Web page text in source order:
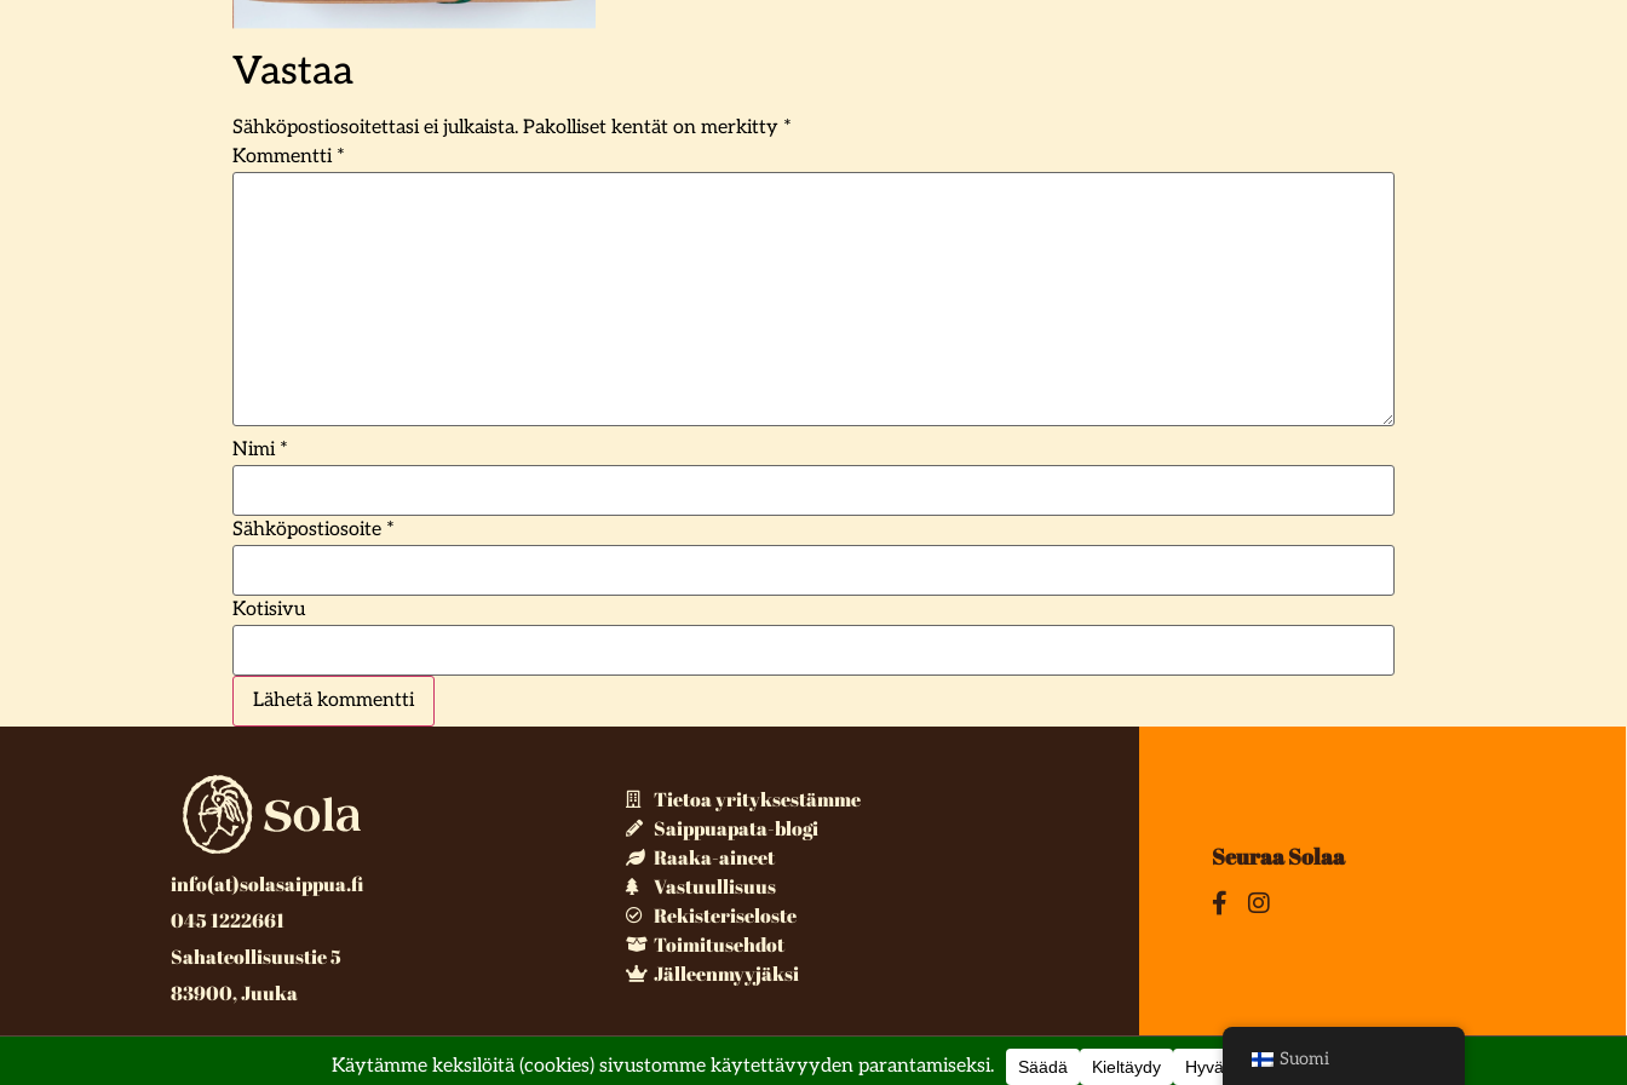
Vastaa
Sähköpostiosoitettasi ei julkaista. Pakolliset kentät on merkitty *
Kommentti *
Nimi *
Sähköpostiosoite *
Kotisivu
info(at)solasaippua.fi
045 1222661
Sahateollisuustie 5
83900, Juuka
Tietoa yrityksestämme
Saippuapata-blogi
Raaka-aineet
Vastuullisuus
Rekisteriseloste
Toimitusehdot
Jälleenmyyjäksi
Seuraa Solaa
Suomi